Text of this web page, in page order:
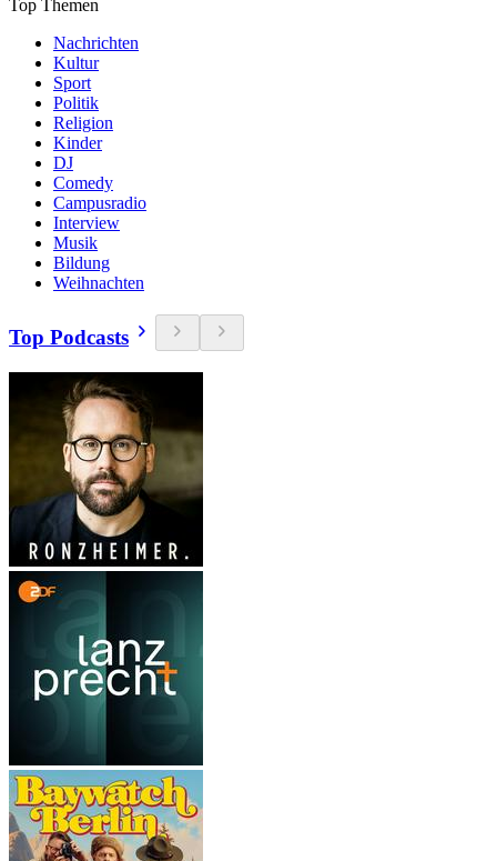
Top Themen
Nachrichten
Kultur
Sport
Politik
Religion
Kinder
DJ
Comedy
Campusradio
Interview
Musik
Bildung
Weihnachten
Top Podcasts